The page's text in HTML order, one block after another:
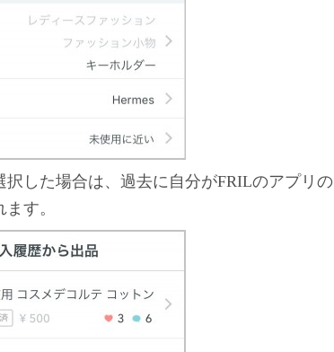
した場合は、過去に自分がFRILのアプリの
す。